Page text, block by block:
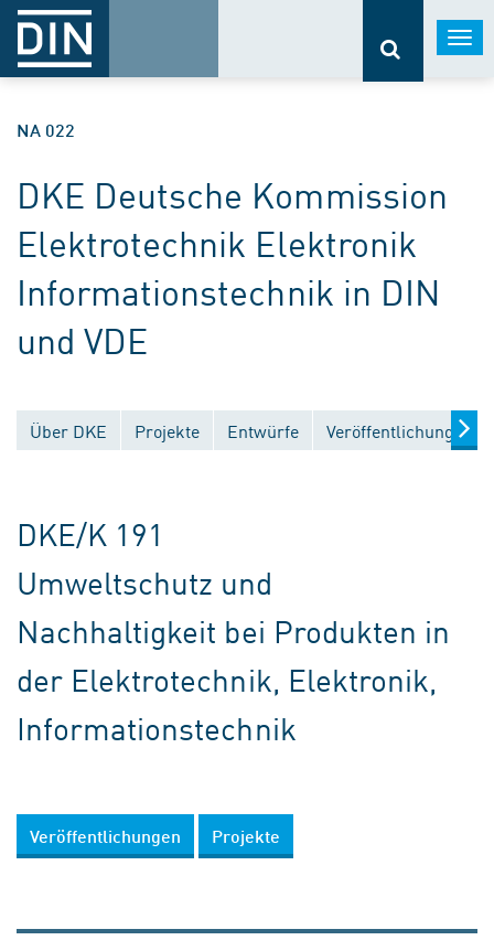
NA 022
DKE Deutsche Kommission
Elektrotechnik Elektronik
Informationstechnik in DIN
und VDE
Über DKE Projekte Entwürfe Veröffentlichungen
DKE/K 191
Umweltschutz und
Nachhaltigkeit bei Produkten in
der Elektrotechnik, Elektronik,
Informationstechnik
Veröffentlichungen Projekte